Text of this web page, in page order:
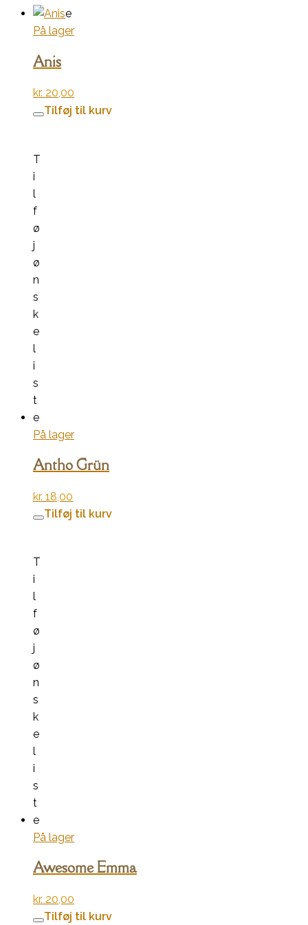
e
På lager
Anis
kr. 20,00
Tilføj til kurv
T
i
l
f
ø
j
ø
n
s
k
e
l
i
s
t
e
På lager
Antho Grün
kr. 18,00
Tilføj til kurv
T
i
l
f
ø
j
ø
n
s
k
e
l
i
s
t
e
På lager
Awesome Emma
kr. 20,00
Tilføj til kurv